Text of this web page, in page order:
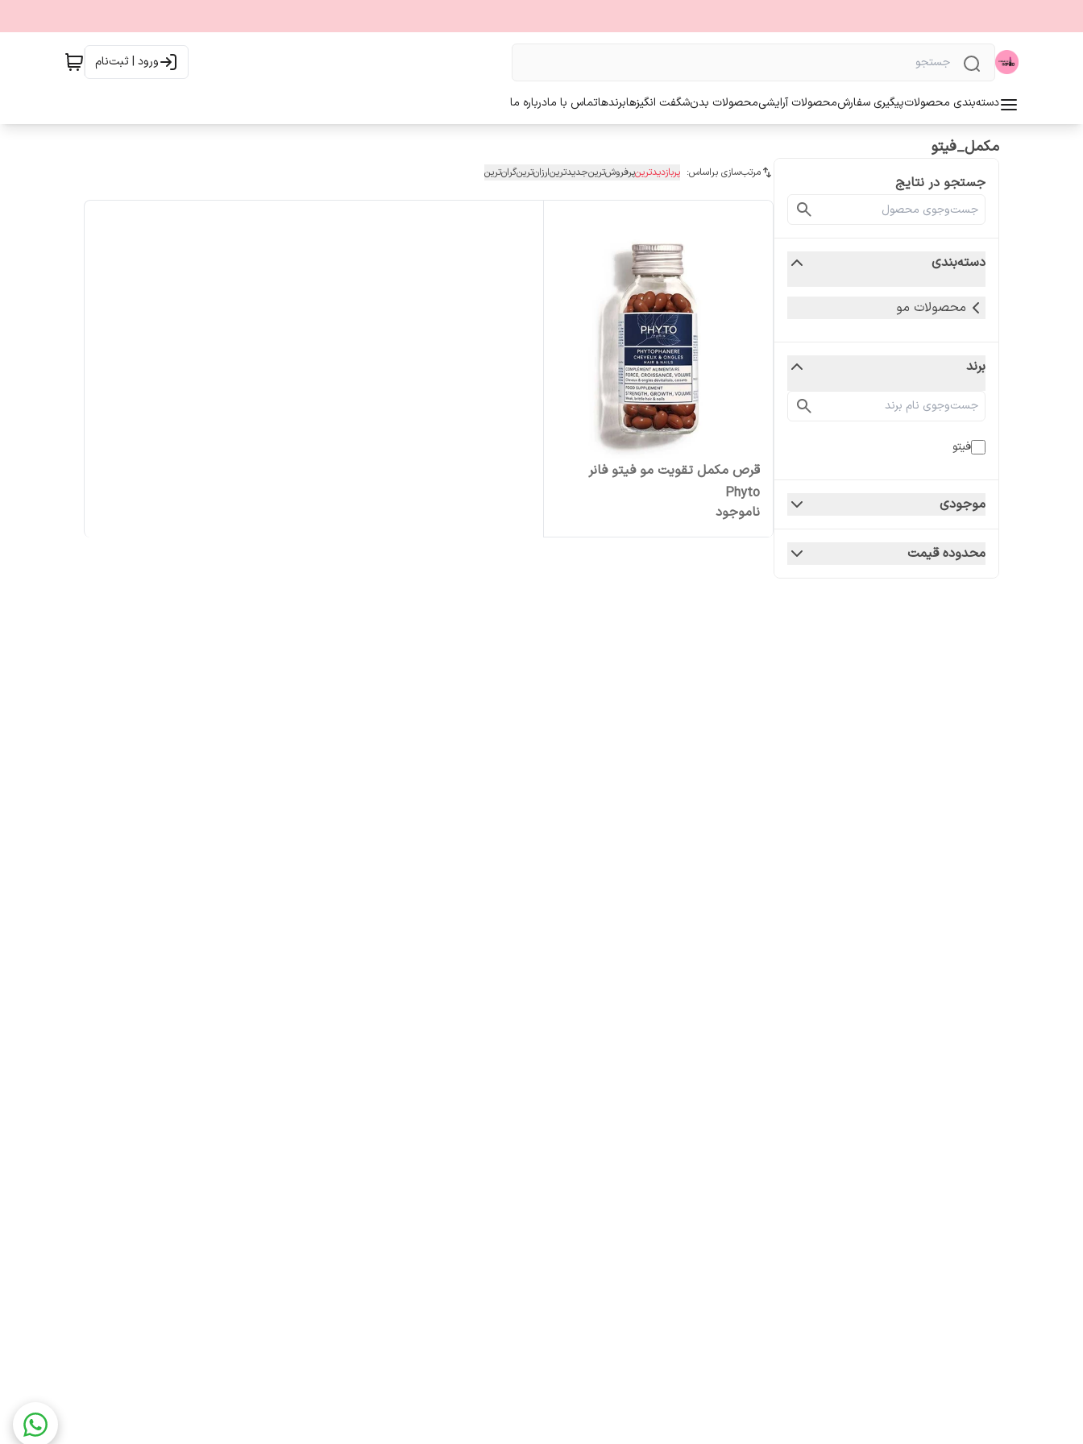
ورود | ثبت‌نام
دسته‌بندی محصولاتپیگیری سفارشمحصولات آرایشیمحصولات بدنشگفت انگیزهابرندهاتماس با مادرباره ما
مکمل_فیتو
جستجو در نتایج
دسته‌بندی
محصولات مو
برند
فیتو
موجودی
محدوده قیمت
مرتب‌سازی براساس: پربازدیدترینپرفروش‌ترینجدیدترینارزان‌ترینگران‌ترین
قرص مکمل تقویت مو فیتو فانر
Phyto
ناموجود